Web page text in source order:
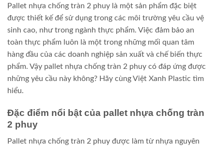
Pallet nhựa chống tràn 2 phuy là một sản phẩm đặc biệt
được thiết kế để sử dụng trong các môi trường yêu cầu vệ
sinh cao, như trong ngành thực phẩm. Việc đảm bảo an
toàn thực phẩm luôn là một trong những mối quan tâm
hàng đầu của các doanh nghiệp sản xuất và chế biến thực
phẩm. Vậy pallet nhựa chống tràn 2 phuy có đáp ứng được
những yêu cầu này không? Hãy cùng Việt Xanh Plastic tìm
hiểu.
Đặc điểm nổi bật của pallet nhựa chống tràn
2 phuy
Pallet nhựa chống tràn 2 phuy được làm từ nhựa nguyên